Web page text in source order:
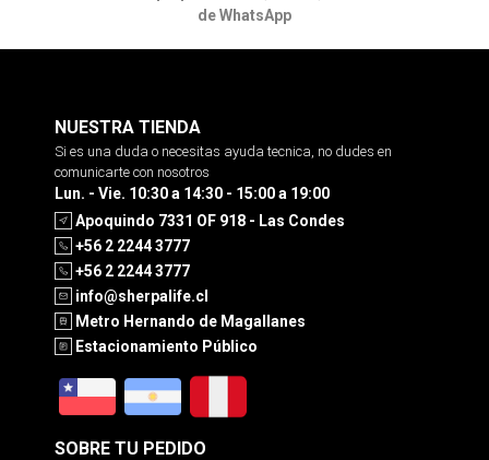
de WhatsApp
NUESTRA TIENDA
Si es una duda o necesitas ayuda tecnica, no dudes en
comunicarte con nosotros
Lun. - Vie. 10:30 a 14:30 - 15:00 a 19:00
Apoquindo 7331 OF 918 - Las Condes
+56 2 2244 3777
+56 2 2244 3777
info@sherpalife.cl
Metro Hernando de Magallanes
Estacionamiento Público
SOBRE TU PEDIDO